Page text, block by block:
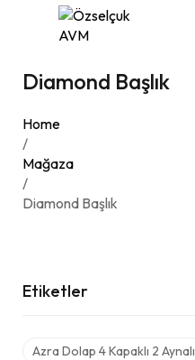
Diamond Başlık
Home
/
Mağaza
/
Diamond Başlık
Etiketler
Azra Dolap 4 Kapaklı 2 Aynalı